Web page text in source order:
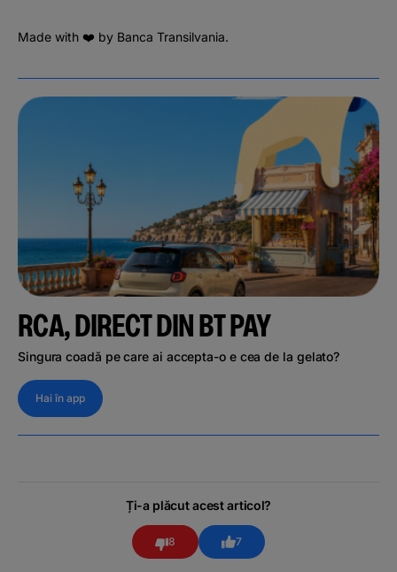
Made with ❤️ by Banca Transilvania.
RCA, DIRECT DIN BT PAY
Singura coadă pe care ai accepta-o e cea de la gelato?
Hai în app
Ți-a plăcut acest articol?
8 7